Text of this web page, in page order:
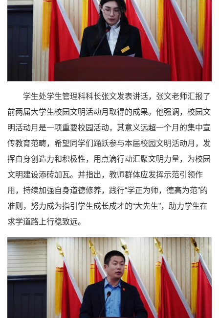
学生处学生管理科科长张文发表讲话，张文老师汇报了
前两届大学生校园文明活动月取得的成果。他强调，校园文
明活动月是一项重要校园活动，其意义远超一个月的集中宣
传教育范畴，希望同学们踊跃参与本届校园文明活动月，发
挥自身创造力和积极性，用点滴行动汇聚文明力量，为校园
文明建设添砖加瓦。并指出，教师群体应发挥示范引领作
用，持续加强自身道德修养，践行“学正为师，德高为范”的
准则，努力成为指引学生成长成才的“大先生”，助力学生在
求学道路上行稳致远。